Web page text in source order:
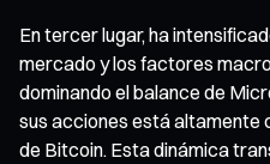
En tercer lugar, ha
mercado y los factores
dominando el balance de
sus acciones está altamente
de Bitcoin. Esta dinámica